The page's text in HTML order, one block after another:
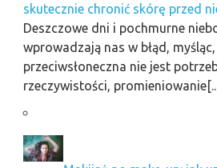
skutecznie chronić skórę przed
Deszczowe dni i pochmurne
wprowadzają nas w błąd,
przeciwsłoneczna nie jest
rzeczywistości,